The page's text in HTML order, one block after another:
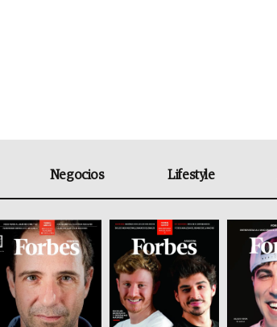
Negocios Lifestyle